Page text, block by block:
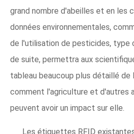
grand nombre d'abeilles et en les
données environnementales,
de l'utilisation de pesticides, type
de suite, permettra aux
tableau beaucoup plus détaillé de
comment l'agriculture et d'autres
peuvent avoir un impact sur elle.
Les étiquettes RFID